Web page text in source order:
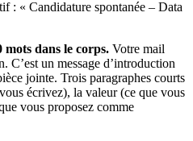
: « Candidature spontanée – Data
dans le corps. Votre mail
C’est un message d’introduction
jointe. Trois paragraphes courts
écrivez), la valeur (ce que vous
vous proposez comme